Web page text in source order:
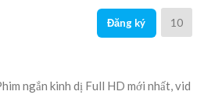
Đăng ký 10
ngắn kinh dị Full HD mới nhất, vid